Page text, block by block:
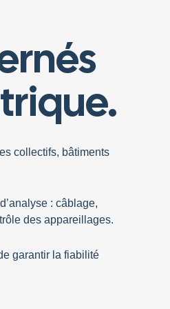
collectifs, bâtiments
:câblage,
desappareillages.
garantir la fiabilité